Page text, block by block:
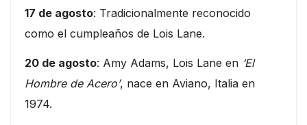
17 de agosto: Tradicionalmente reconocido
como el cumpleaños de Lois Lane.
20 de agosto: Amy Adams, Lois Lane en ‘El
Hombre de Acero’, nace en Aviano, Italia en
1974.